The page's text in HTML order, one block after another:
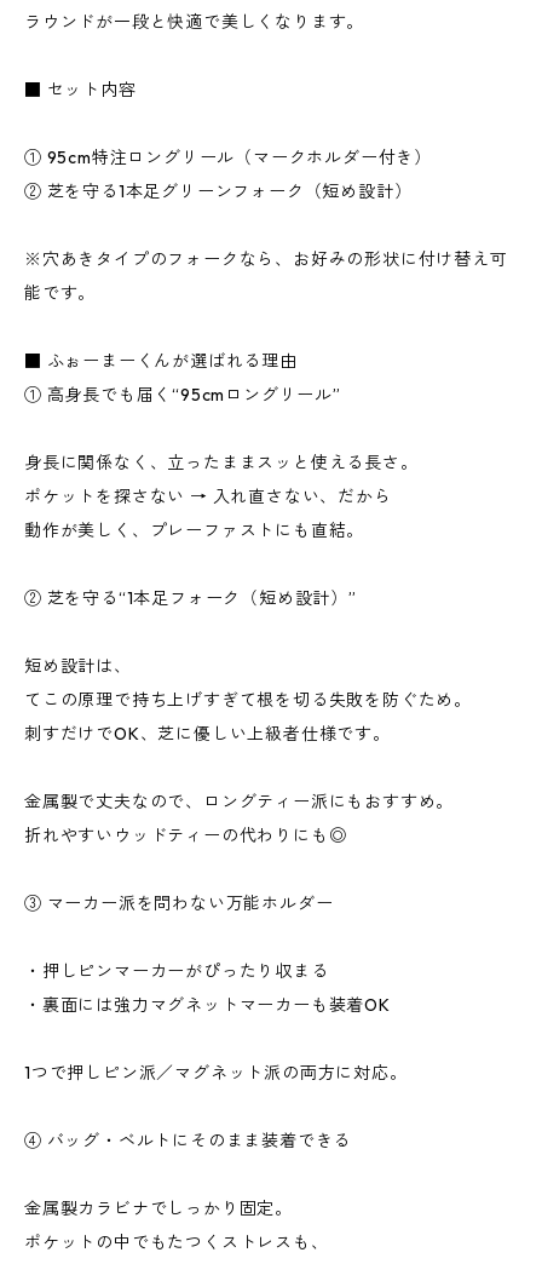
ラウンドが一段と快適で美しくなります。
■ セット内容
① 95cm特注ロングリール（マークホルダー付き）
② 芝を守る1本足グリーンフォーク（短め設計）
※穴あきタイプのフォークなら、お好みの形状に付け替え可
能です。
■ ふぉーまーくんが選ばれる理由
① 高身長でも届く“95cmロングリール”
身長に関係なく、立ったままスッと使える長さ。
ポケットを探さない → 入れ直さない、だから
動作が美しく、プレーファストにも直結。
② 芝を守る“1本足フォーク（短め設計）”
短め設計は、
てこの原理で持ち上げすぎて根を切る失敗を防ぐため。
刺すだけでOK、芝に優しい上級者仕様です。
金属製で丈夫なので、ロングティー派にもおすすめ。
折れやすいウッドティーの代わりにも◎
③ マーカー派を問わない万能ホルダー
・押しピンマーカーがぴったり収まる
・裏面には強力マグネットマーカーも装着OK
1つで押しピン派／マグネット派の両方に対応。
④ バッグ・ベルトにそのまま装着できる
金属製カラビナでしっかり固定。
ポケットの中でもたつくストレスも、